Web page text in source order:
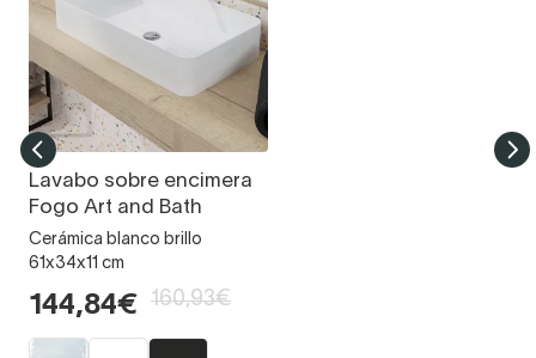
Lavabo sobre encimera
Fogo Art and Bath
Cerámica blanco brillo
61x34x11 cm
144,84€ 160,93€